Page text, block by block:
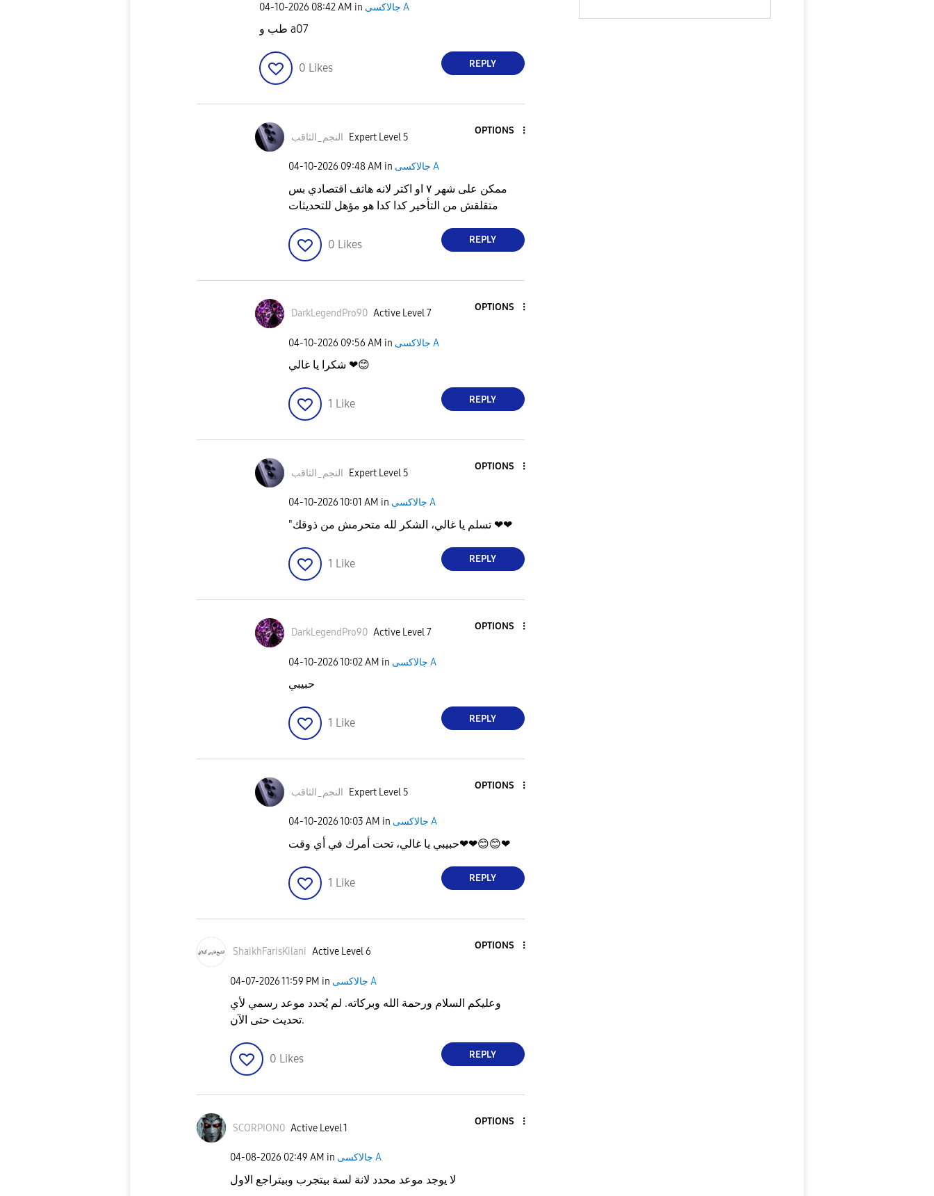
‎04-10-2026 08:42 AM in جالاكسى A
طب و a07
0 Likes REPLY
النجم_الثاقب Expert Level 5
OPTIONS
‎04-10-2026 09:48 AM in جالاكسى A
ممكن على شهر ٧ او اكتر لانه هاتف اقتصادي بس
متقلقش من التأخير كدا كدا هو مؤهل للتحديثات
0 Likes REPLY
DarkLegendPro90 Active Level 7
OPTIONS
‎04-10-2026 09:56 AM in جالاكسى A
شكرا يا غالي ❤😊
1 Like REPLY
النجم_الثاقب Expert Level 5
OPTIONS
‎04-10-202610:01 AM in جالاكسى A
"تسلم يا غالي، الشكر لله متحرمش من ذوقك ❤❤
1 Like REPLY
DarkLegendPro90 Active Level 7
OPTIONS
‎04-10-202610:02 AM in جالاكسى A
حبيبي
1 Like REPLY
النجم_الثاقب Expert Level 5
OPTIONS
‎04-10-202610:03 AM in جالاكسى A
حبيبي يا غالي، تحت أمرك في أي وقت❤❤😊😊❤
1 Like REPLY
ShaikhFarisKilani Active Level 6
OPTIONS
‎04-07-202611:59 PM in جالاكسى A
وعليكم السلام ورحمة الله وبركاته. لم يُحدد موعد رسمي لأي
تحديث حتى الآن.
0 Likes REPLY
SCORPION0 Active Level 1
OPTIONS
‎04-08-2026 02:49 AM in جالاكسى A
لا يوجد موعد محدد لانة لسة بيتجرب وبيتراجع الاول